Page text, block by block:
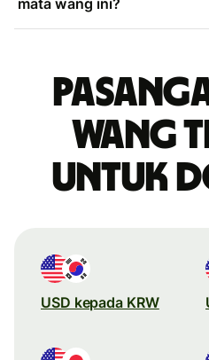
wang
untuk
USD kepada KRW